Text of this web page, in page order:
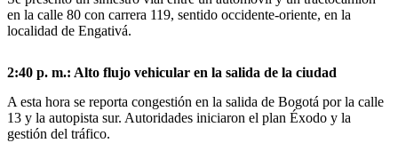
en la calle 80 con carrera 119, sentido occidente-oriente, en la
localidad de Engativá.
2:40 p. m.: Alto flujo vehicular en la salida de la ciudad
A esta hora se reporta congestión en la salida de Bogotá por la calle
13 y la autopista sur. Autoridades iniciaron el plan Éxodo y la
gestión del tráfico.